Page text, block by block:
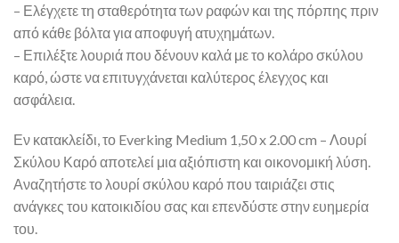
– Ελέγχετε τη σταθερότητα των ραφών και της πόρπης πριν
από κάθε βόλτα για αποφυγή ατυχημάτων.
– Επιλέξτε λουριά που δένουν καλά με το κολάρο σκύλου
καρό, ώστε να επιτυγχάνεται καλύτερος έλεγχος και
ασφάλεια.
Εν κατακλείδι, το Everking Medium 1,50 x 2.00 cm – Λουρί
Σκύλου Καρό αποτελεί μια αξιόπιστη και οικονομική λύση.
Αναζητήστε το λουρί σκύλου καρό που ταιριάζει στις
ανάγκες του κατοικιδίου σας και επενδύστε στην ευημερία
του.